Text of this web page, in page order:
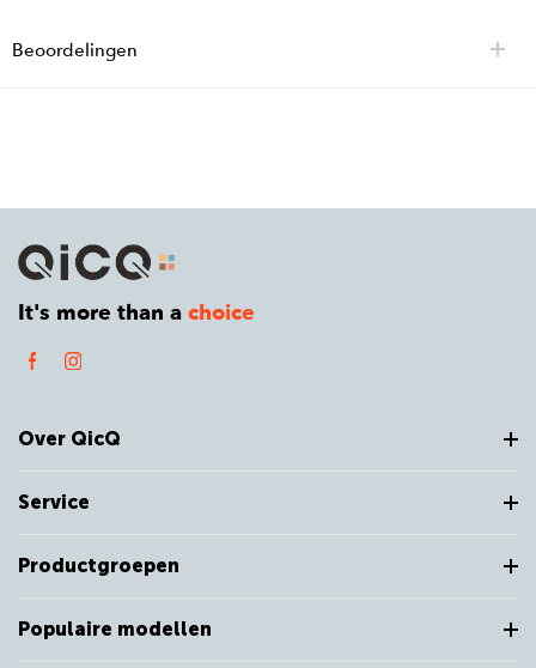
Beoordelingen
It's more than a choice
Over QicQ
Service
Productgroepen
Populaire modellen